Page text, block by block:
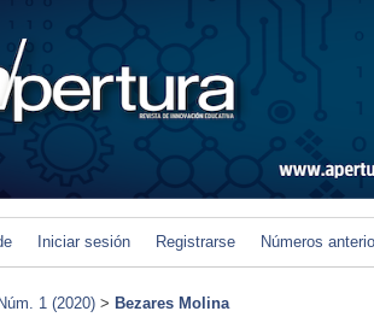
Iniciar sesión Registrarse Números
1 (2020) > Bezares Molina